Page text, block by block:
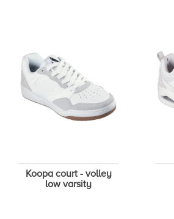
Koopa court - volley
low varsity